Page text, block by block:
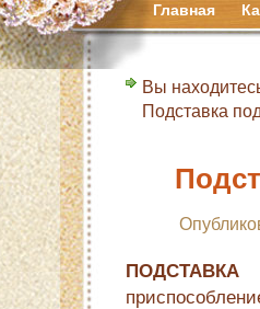
Главная
Вы
Подставка
ПОДСТАВКА